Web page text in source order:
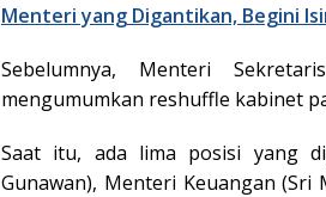
Menteri yang Digantikan, Begini
Sebelumnya, Menteri
mengumumkan reshuffle kabinet
Saat itu, ada lima posisi yang
Gunawan), Menteri Keuangan